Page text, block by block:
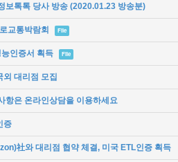
보톡톡 당사 방송 (2020.01.23 방송분)
교통박람회 File
인증서 획득 File
외 대리점 모집
항은 온라인상담을 이용하세요
증
社와 대리점 협약 체결, 미국 ETL인증 획득